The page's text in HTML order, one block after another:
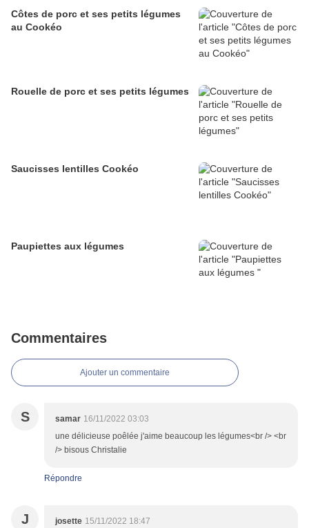
Côtes de porc et ses petits légumes
au Cookéo
Rouelle de porc et ses petits légumes
Saucisses lentilles Cookéo
Paupiettes aux légumes
Commentaires
Ajouter un commentaire
S samar 16/11/2022 03:03
une délicieuse poêlée j'aime beaucoup les légumes<br /> <br
/> bisous Christalie
Répondre
J josette 15/11/2022 18:47